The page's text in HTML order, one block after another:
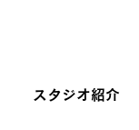
スタジオ紹介